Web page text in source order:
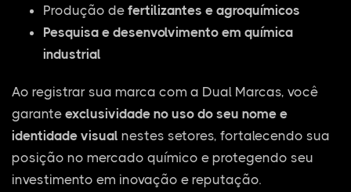
Produção de fertilizantes e agroquímicos
Pesquisa e desenvolvimento em química
industrial
Ao registrar sua marca com a Dual Marcas, você
garante exclusividade no uso do seu nome e
identidade visual nestes setores, fortalecendo sua
posição no mercado químico e protegendo seu
investimento em inovação e reputação.